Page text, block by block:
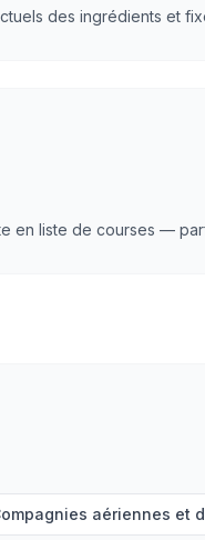
des ingrédients et
en liste de courses —
aériennes et